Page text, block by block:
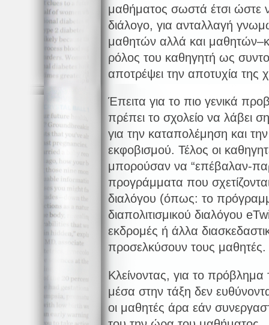
μαθήματος σωστά έτσι ώστε
διάλογο, για ανταλλαγή
μαθητών αλλά και
ρόλος του καθηγητή ως
αποτρέψει την αποτυχία της
Έπειτα για το πιο γενικά
πρέπει το σχολείο να λάβει
για την καταπολέμηση και
εκφοβισμού. Τέλος οι
μπορούσαν να “επέβαλαν-
προγράμματα που
διαλόγου (όπως: το
διαπολιτισμικού διαλόγου
εκδρομές ή άλλα
προσελκύσουν τους μαθητές.
Κλείνοντας, για το πρόβλημα
μέσα στην τάξη δεν
οι μαθητές άρα εάν